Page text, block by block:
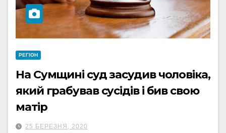
РЕГІОН
На Сумщині суд засудив чоловіка,
який грабував сусідів і бив свою
матір
25 БЕРЕЗНЯ, 2020